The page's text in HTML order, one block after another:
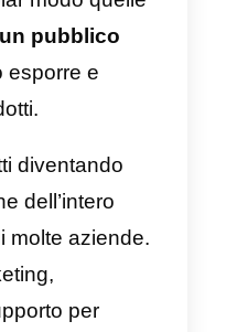
diventando un
più importante per
che vogliono
Il social network
una vera e
digitale dove le